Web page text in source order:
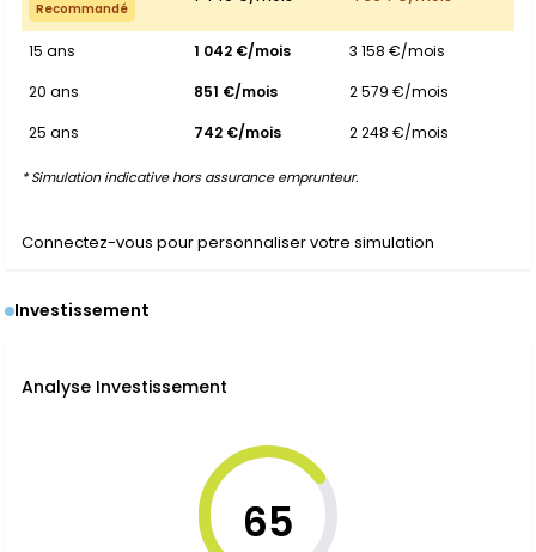
Recommandé
15 ans 1 042 €/mois
3 158 €/mois
20 ans
851 €/mois
2 579 €/mois
25 ans
742 €/mois 2 248 €/mois
* Simulation indicative hors assurance emprunteur.
Connectez-vous pour personnaliser votre simulation
Investissement
Analyse Investissement
65